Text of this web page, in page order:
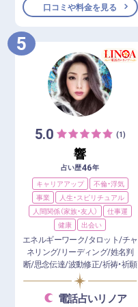
口コミや料金を見る
5
5.0 (1)
響
占い歴46年
キャリアアップ
不倫・浮気
事業
人生・スピリチュアル
人間関係（家族・友人）
仕事運
健康
出会い
エネルギーワーク/タロット/チャ
ネリング/リーディング/姓名判
断/思念伝達/波動修正/祈祷・祈願
電話占いリノア